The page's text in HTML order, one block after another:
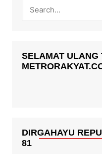
SELAMAT ULANG
DIRGAHAYU
81